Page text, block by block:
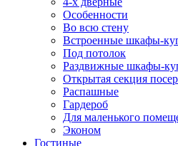
Особенности
Во всю стену
Встроенные шкафы-
Под потолок
Раздвижные шкафы-
Открытая секция
Распашные
Гардероб
Для маленького
Эконом
Гостиные